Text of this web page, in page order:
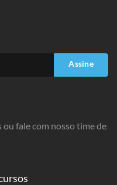
Assine
fale com nosso time de